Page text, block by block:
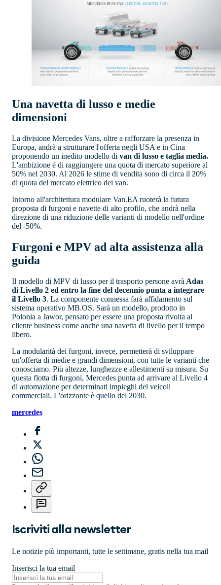
Una navetta di lusso e medie
dimensioni
La divisione Mercedes Vans, oltre a rafforzare la presenza in
Europa, andrà a strutturare l'offerta negli USA e in Cina
proponendo un inedito modello di van di lusso e taglia media.
L'ambizione è di raggiungere una quota di mercato superiore al
50% nel 2030. Al 2026 le stime di vendita sono di circa il 20%
di quota del mercato elettrico dei van.
Intorno all'architettura modulare Van.EA ruoterà la futura
proposta di furgoni e navette di alto profilo, che andrà nella
direzione di una riduzione delle varianti di modello nell'ordine
del -50%.
Furgoni e MPV ad alta assistenza alla
guida
Il modello di MPV di lusso per il trasporto persone avrà Adas
di Livello 2 ed entro la fine del decennio punta a integrare
il Livello 3. La componente connessa farà affidamento sul
sistema operativo MB.OS. Sarà un modello, prodotto in
Polonia a Jawor, pensato per essere una proposta rivolta al
cliente business come anche una navetta di livello per il tempo
libero.
La modularità dei furgoni, invece, permetterà di sviluppare
un'offerta di medie e grandi dimensioni, con tutte le varianti che
conosciamo. Più altezze, lunghezze e allestimenti su misura. Su
questa flotta di furgoni, Mercedes punta ad arrivare al Livello 4
di automazione per determinati impieghi del veicoli
commerciali. L'orizzonte è quello del 2030.
mercedes
Iscriviti alla newsletter
Le notizie più importanti, tutte le settimane, gratis nella tua mail
Inserisci la tua email